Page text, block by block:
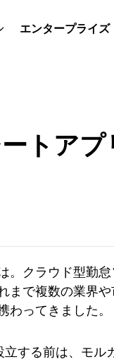
エンタープライズ
トアプ
。クラウド型勤
まで複数の業界
わってきました。
立する前は、モル